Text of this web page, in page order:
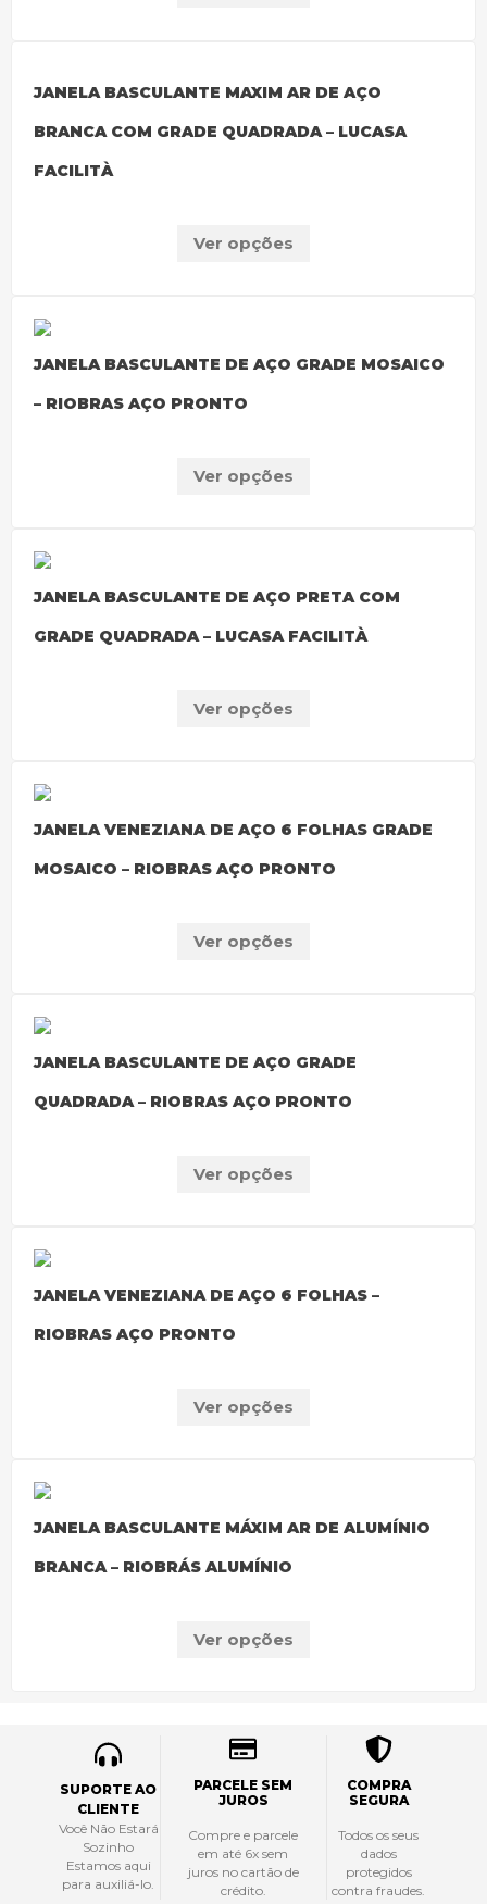
JANELA BASCULANTE MAXIM AR DE AÇO
BRANCA COM GRADE QUADRADA – LUCASA
FACILITÀ
Ver opções
JANELA BASCULANTE DE AÇO GRADE MOSAICO
– RIOBRAS AÇO PRONTO
Ver opções
JANELA BASCULANTE DE AÇO PRETA COM
GRADE QUADRADA – LUCASA FACILITÀ
Ver opções
JANELA VENEZIANA DE AÇO 6 FOLHAS GRADE
MOSAICO – RIOBRAS AÇO PRONTO
Ver opções
JANELA BASCULANTE DE AÇO GRADE
QUADRADA – RIOBRAS AÇO PRONTO
Ver opções
JANELA VENEZIANA DE AÇO 6 FOLHAS –
RIOBRAS AÇO PRONTO
Ver opções
JANELA BASCULANTE MÁXIM AR DE ALUMÍNIO
BRANCA – RIOBRÁS ALUMÍNIO
Ver opções
SUPORTE AO
CLIENTE
Você Não Estará
Sozinho
Estamos aqui
para auxiliá-lo.
PARCELE SEM
JUROS
Compre e parcele
em até 6x sem
juros no cartão de
crédito.
COMPRA
SEGURA
Todos os seus
dados
protegidos
contra fraudes.